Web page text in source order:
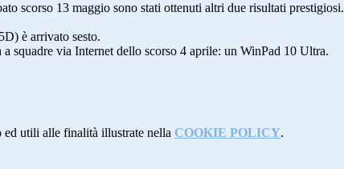
scorso 13 maggio sono stati ottenuti altri due risultati prestigiosi.
è arrivato sesto.
squadre via Internet dello scorso 4 aprile: un WinPad 10 Ultra.
ed utili alle finalità illustrate nella COOKIE POLICY.